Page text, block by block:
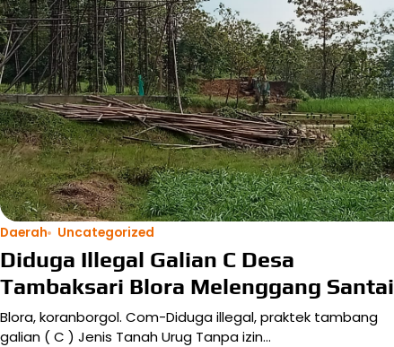
Daerah Uncategorized
Diduga Illegal Galian C Desa
Tambaksari Blora Melenggang Santai
Blora, koranborgol. Com-Diduga illegal, praktek tambang
galian ( C ) Jenis Tanah Urug Tanpa izin…